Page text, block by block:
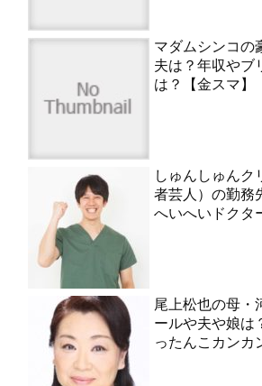
マダムシンコの
夫は？年収やブ
は？【金スマ】
しゅんしゅんク
者芸人）の勤務
へいへいドクタ
尾上松也の母・
ールや夫や娘は
ったんこカンカ